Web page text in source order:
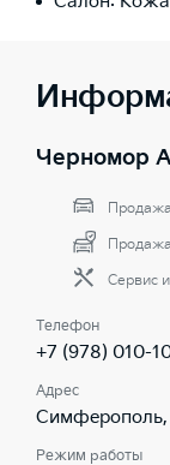
Черномор
Сервис
Телефон
+7 (978) 010-
Адрес
Симферополь,
Режим работы